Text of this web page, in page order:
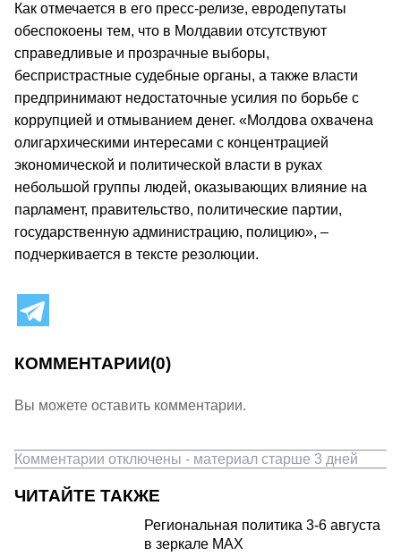
Как отмечается в его пресс-релизе, евродепутаты
обеспокоены тем, что в Молдавии отсутствуют
справедливые и прозрачные выборы,
беспристрастные судебные органы, а также власти
предпринимают недостаточные усилия по борьбе с
коррупцией и отмыванием денег. «Молдова охвачена
олигархическими интересами с концентрацией
экономической и политической власти в руках
небольшой группы людей, оказывающих влияние на
парламент, правительство, политические партии,
государственную администрацию, полицию», –
подчеркивается в тексте резолюции.
КОММЕНТАРИИ(0)
Вы можете оставить комментарии.
Комментарии отключены - материал старше 3 дней
ЧИТАЙТЕ ТАКЖЕ
Региональная политика 3-6 августа
в зеркале MAX